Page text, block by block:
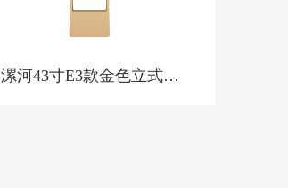
漯河43寸E3款金色立式橱